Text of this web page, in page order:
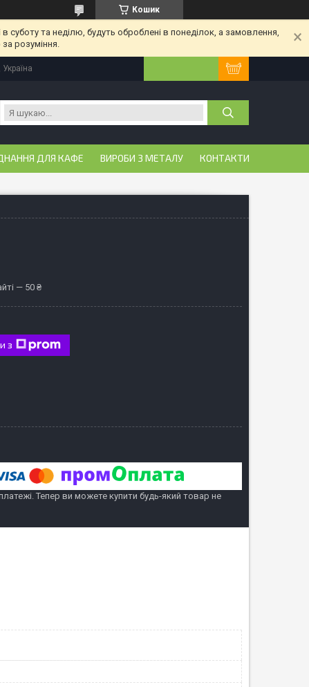
Кошик
та неділю, будуть оброблені в понеділок, а замовлення,
розуміння.
ДЛЯ КАФЕ ВИРОБИ З МЕТАЛУ КОНТАКТИ
— 50 ₴
з
Тепер ви можете купити будь-який товар не